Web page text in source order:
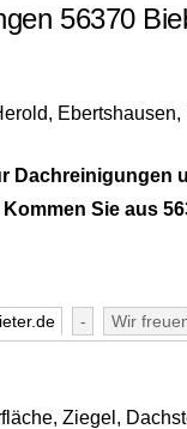
56370
Sie aus
- Wir